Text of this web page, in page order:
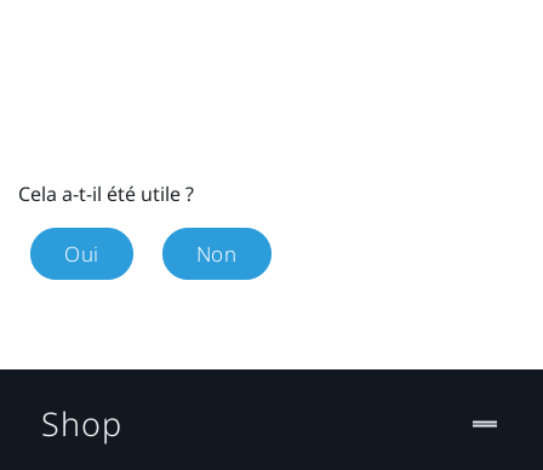
Cela a-t-il été utile ?
Oui Non
Shop